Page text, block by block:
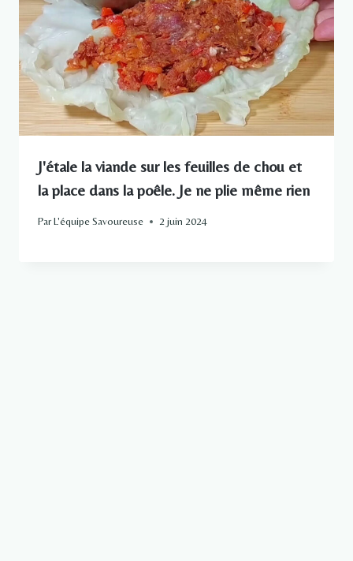
J'étale la viande sur les feuilles de chou et
la place dans la poêle. Je ne plie même rien
ParL'équipe Savoureuse 2 juin 2024